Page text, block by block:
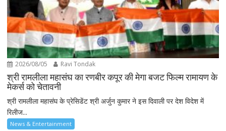
2026/08/05 Ravi Tondak
श्री रामलीला महासंघ का रणबीर कपूर की मेगा बजट फिल्म रामायण के
मेकर्स को चेतावनी
श्री रामलीला महासंघ के प्रेसिडेंट श्री अर्जुन कुमार ने इस दिवाली पर देश विदेश में
रिलीज...
News & Entertainment